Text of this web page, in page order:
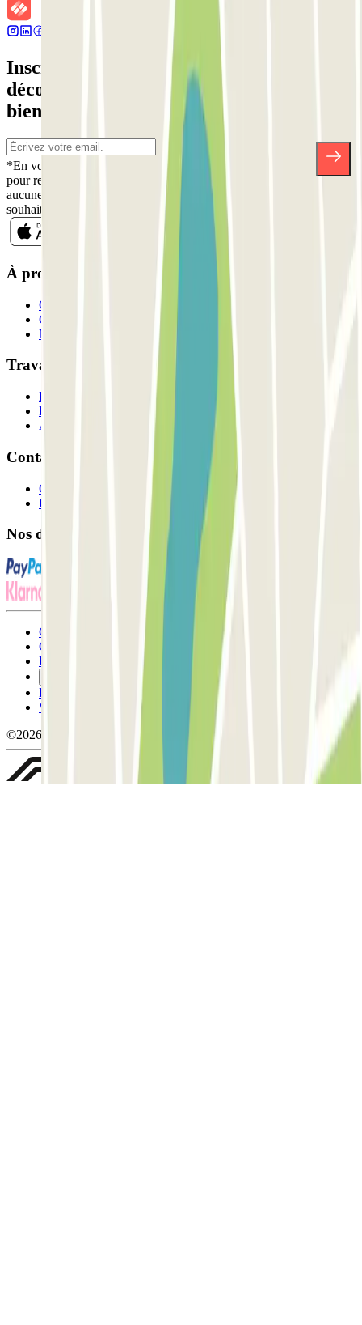
Inscrivez-vous à notre newsletter et
découvrez des réductions, des concours et
bien d'autres surprises.
*En vous inscrivant, vous acceptez notre politique de confidentialité
pour recevoir des communications commerciales de Parclick. Sans
aucune obligation, vous pouvez vous désinscrire quand vous le
souhaitez dans la même newsletter.
À propos de Parclick
Qui sommes-nous ?
Comment ça marche?
Nos parkings
Travaillons ensemble?
Professionnels
Fournisseur de parking
Affiliés
Contact
Contactez-nous
FAQ
Nos différents modes de paiement:
Conditions générales d'utilisation et contrat
Conditions d'annulation
Politique relative aux cookies
Politique de confidentialité
Whistleblowing
©2026 Parclick. Tous droits réservés